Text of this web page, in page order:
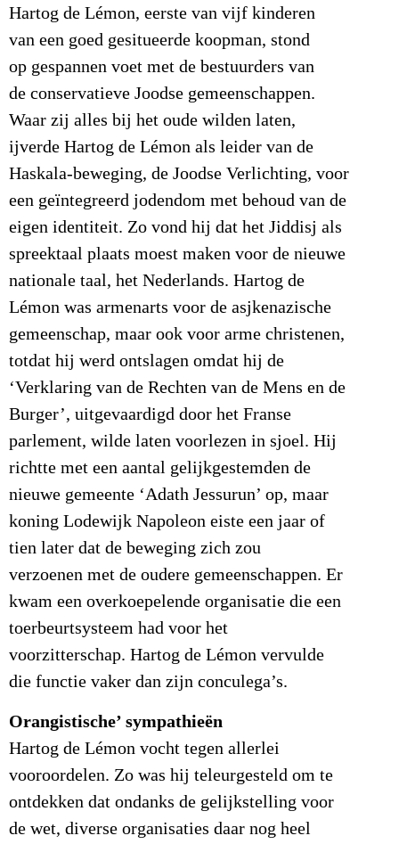
Hartog de Lémon, eerste van vijf kinderen
van een goed gesitueerde koopman, stond
op gespannen voet met de bestuurders van
de conservatieve Joodse gemeenschappen.
Waar zij alles bij het oude wilden laten,
ijverde Hartog de Lémon als leider van de
Haskala-beweging, de Joodse Verlichting, voor
een geïntegreerd jodendom met behoud van de
eigen identiteit. Zo vond hij dat het Jiddisj als
spreektaal plaats moest maken voor de nieuwe
nationale taal, het Nederlands. Hartog de
Lémon was armenarts voor de asjkenazische
gemeenschap, maar ook voor arme christenen,
totdat hij werd ontslagen omdat hij de
‘Verklaring van de Rechten van de Mens en de
Burger’, uitgevaardigd door het Franse
parlement, wilde laten voorlezen in sjoel. Hij
richtte met een aantal gelijkgestemden de
nieuwe gemeente ‘Adath Jessurun’ op, maar
koning Lodewijk Napoleon eiste een jaar of
tien later dat de beweging zich zou
verzoenen met de oudere gemeenschappen. Er
kwam een overkoepelende organisatie die een
toerbeurtsysteem had voor het
voorzitterschap. Hartog de Lémon vervulde
die functie vaker dan zijn conculega’s.
Orangistische’ sympathieën
Hartog de Lémon vocht tegen allerlei
vooroordelen. Zo was hij teleurgesteld om te
ontdekken dat ondanks de gelijkstelling voor
de wet, diverse organisaties daar nog heel